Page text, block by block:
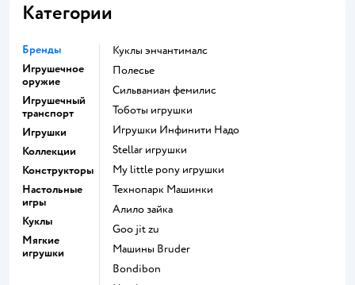
Категории
Бренды
Игрушечное
оружие
Игрушечный
транспорт
Игрушки
Коллекции
Конструкторы
Настольные
игры
Куклы
Мягкие
игрушки
Куклы энчантималс
Полесье
Сильваниан фемилис
Тоботы игрушки
Игрушки Инфинити Надо
Stellar игрушки
my little pony игрушки
Технопарк Машинки
Алило зайка
Goo jit zu
Машины Bruder
Bondibon